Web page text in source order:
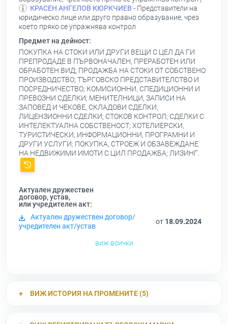
КРАСЕН АНГЕЛОВ КЮРКЧИЕВ - Представители на
юридическо лице или друго правно образувание, чрез
което пряко се упражнява контрол
Предмет на дейност:
ПОКУПКА НА СТОКИ ИЛИ ДРУГИ ВЕЩИ С ЦЕЛ ДА ГИ
ПРЕПРОДАДЕ В ПЪРВОНАЧАЛЕН, ПРЕРАБОТЕН ИЛИ
ОБРАБОТЕН ВИД; ПРОДАЖБА НА СТОКИ ОТ СОБСТВЕНО
ПРОИЗВОДСТВО; ТЪРГОВСКО ПРЕДСТАВИТЕЛСТВО И
ПОСРЕДНИЧЕСТВО; КОМИСИОННИ, СПЕДИЦИОННИ И
ПРЕВОЗНИ СДЕЛКИ; МЕНИТЕЛНИЦИ, ЗАПИСИ НА
ЗАПОВЕД И ЧЕКОВЕ, СКЛАДОВИ СДЕЛКИ;
ЛИЦЕНЗИОННИ СДЕЛКИ; СТОКОВ КОНТРОЛ; СДЕЛКИ С
ИНТЕЛЕКТУАЛНА СОБСТВЕНОСТ; ХОТЕЛИЕРСКИ,
ТУРИСТИЧЕСКИ, ИНФОРМАЦИОННИ, ПРОГРАМНИ И
ДРУГИ УСЛУГИ; ПОКУПКА, СТРОЕЖ И ОБЗАВЕЖДАНЕ
НА НЕДВИЖИМИ ИМОТИ С ЦИЛ ПРОДАЖБА; ЛИЗИНГ.
Актуален дружествен
договор, устав,
или учредителен акт:
Актуален дружествен договор/
учредителен акт/устав
от 18.09.2024
виж всички
ВИЖ ИСТОРИЯ НА ПРОМЕНИТЕ (5)